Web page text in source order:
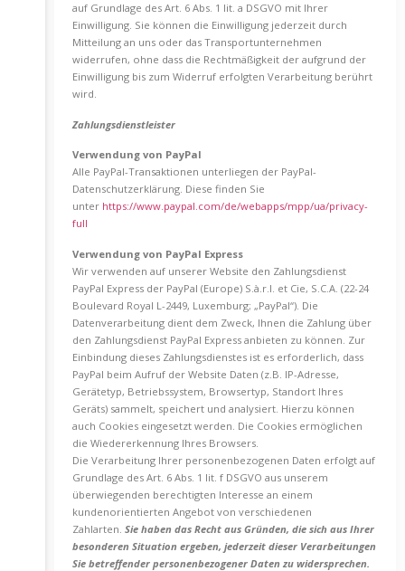
auf Grundlage des Art. 6 Abs. 1 lit. a DSGVO mit Ihrer
Einwilligung. Sie können die Einwilligung jederzeit durch
Mitteilung an uns oder das Transportunternehmen
widerrufen, ohne dass die Rechtmäßigkeit der aufgrund der
Einwilligung bis zum Widerruf erfolgten Verarbeitung berührt
wird.
Zahlungsdienstleister
Verwendung von PayPal
Alle PayPal-Transaktionen unterliegen der PayPal-
Datenschutzerklärung. Diese finden Sie
unter https://www.paypal.com/de/webapps/mpp/ua/privacy-
full
Verwendung von PayPal Express
Wir verwenden auf unserer Website den Zahlungsdienst
PayPal Express der PayPal (Europe) S.à.r.l. et Cie, S.C.A. (22-24
Boulevard Royal L-2449, Luxemburg; „PayPal“). Die
Datenverarbeitung dient dem Zweck, Ihnen die Zahlung über
den Zahlungsdienst PayPal Express anbieten zu können. Zur
Einbindung dieses Zahlungsdienstes ist es erforderlich, dass
PayPal beim Aufruf der Website Daten (z.B. IP-Adresse,
Gerätetyp, Betriebssystem, Browsertyp, Standort Ihres
Geräts) sammelt, speichert und analysiert. Hierzu können
auch Cookies eingesetzt werden. Die Cookies ermöglichen
die Wiedererkennung Ihres Browsers.
Die Verarbeitung Ihrer personenbezogenen Daten erfolgt auf
Grundlage des Art. 6 Abs. 1 lit. f DSGVO aus unserem
überwiegenden berechtigten Interesse an einem
kundenorientierten Angebot von verschiedenen
Zahlarten. Sie haben das Recht aus Gründen, die sich aus Ihrer
besonderen Situation ergeben, jederzeit dieser Verarbeitungen
Sie betreffender personenbezogener Daten zu widersprechen.